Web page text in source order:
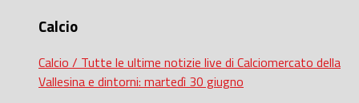
Calcio
Calcio / Tutte le ultime notizie live di Calciomercato della
Vallesina e dintorni: martedì 30 giugno